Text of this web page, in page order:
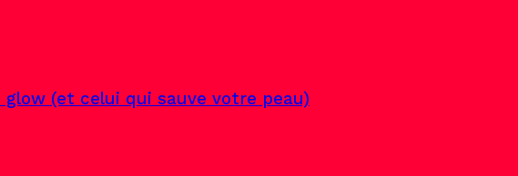
(et celui qui sauve votre peau)